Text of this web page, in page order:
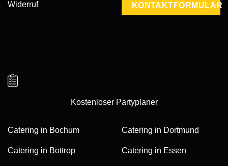
Widerruf
KONTAKTFORMULAR
Kostenloser Partyplaner
Catering in Bochum
Catering in Bottrop
Catering in Dortmund
Catering in Essen